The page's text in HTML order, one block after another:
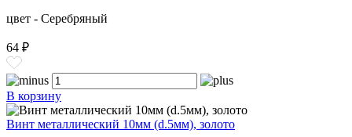
цвет - Серебряный
64 ₽
В корзину
Винт металлический 10мм (d.5мм), золото